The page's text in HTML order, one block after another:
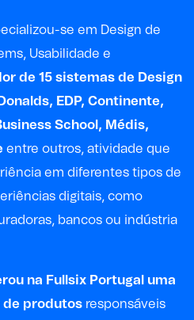
se em Design de
Usabilidade e
de 15 sistemas de Design
EDP, Continente,
School, Médis,
entre outros, atividade que
em diferentes tipos de
digitais, como
bancos ou indústria
na Fullsix Portugal uma
de produtos responsáveis